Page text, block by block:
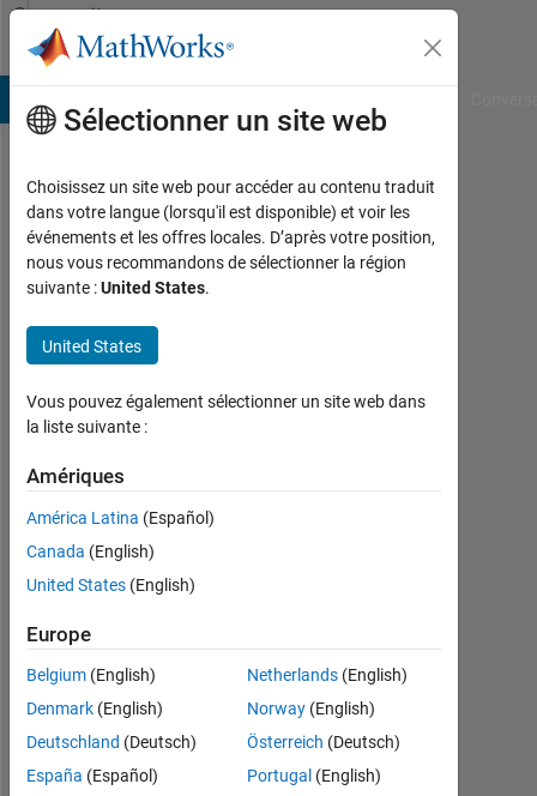
Passer au contenu
Community
Profile
Dodai
Xenteltab
Last
plus
de 2
y a
Actif
depuis
2023
0
Following:
0
Follow
Message
Sélectionner un site web
Choisissez un site web pour accéder au contenu traduit
dans votre langue (lorsqu'il est disponible) et voir les
événements et les offres locales. D’après votre position,
nous vous recommandons de sélectionner la région
suivante :United States.
United States
Vous pouvez également sélectionner un site web dans
la liste suivante :
Amériques
América Latina (Español)
Canada (English)
United States (English)
Europe
Belgium (English)
Denmark (English)
Deutschland (Deutsch)
España (Español)
Netherlands(English)
Norway(English)
Österreich (Deutsch)
Portugal (English)